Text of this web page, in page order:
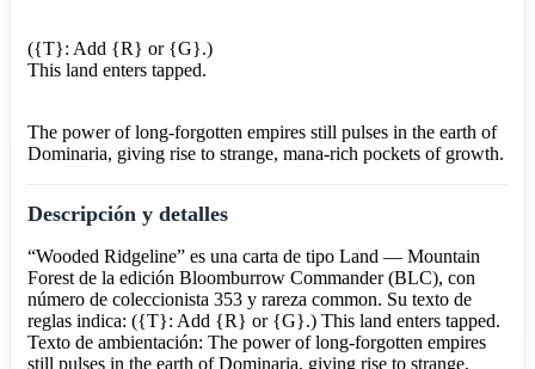
({T}: Add {R} or {G}.)
This land enters tapped.
The power of long-forgotten empires still pulses in the earth of
Dominaria, giving rise to strange, mana-rich pockets of growth.
Descripción y detalles
“Wooded Ridgeline” es una carta de tipo Land — Mountain
Forest de la edición Bloomburrow Commander (BLC), con
número de coleccionista 353 y rareza common. Su texto de
reglas indica: ({T}: Add {R} or {G}.) This land enters tapped.
Texto de ambientación: The power of long-forgotten empires
still pulses in the earth of Dominaria, giving rise to strange,